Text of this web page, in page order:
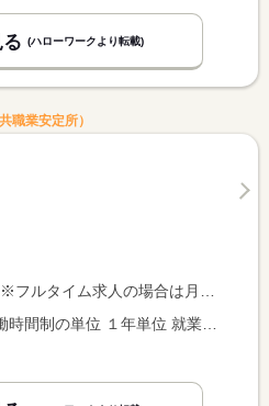
(ハローワークより転載)
職業安定所）
換算額）、パート求人の場合は時間額を表示しています。